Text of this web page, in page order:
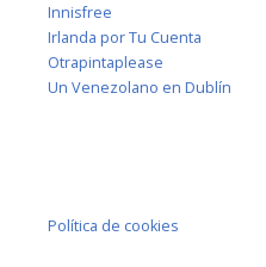
Innisfree
Irlanda por Tu Cuenta
Otrapintaplease
Un Venezolano en Dublín
Política de cookies